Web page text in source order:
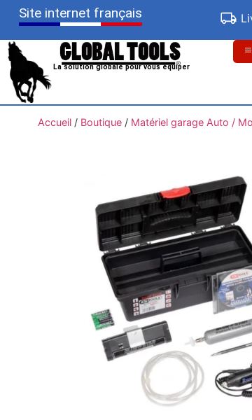
Site internet français
La solution globale pour vous équiper
Accueil/ Boutique/ Matériel garage Auto /